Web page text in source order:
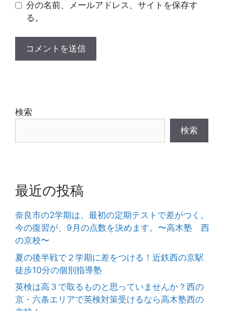
分の名前、メールアドレス、サイトを保存す
る。
検索
検索
最近の投稿
奈良市の2学期は、最初の定期テストで差がつく。
今の復習が、9月の点数を決めます。〜高木塾 西
の京校〜
夏の後半戦で２学期に差をつける！近鉄西の京駅
徒歩10分の個別指導塾
英検は高３で取るものと思っていませんか？西の
京・六条エリアで英検対策受けるなら高木塾西の